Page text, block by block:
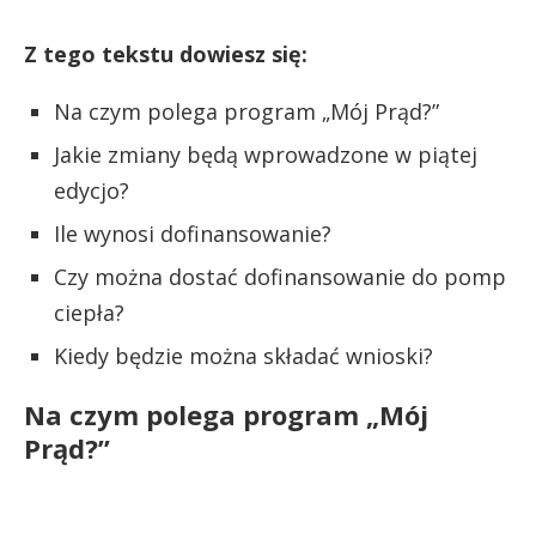
Z tego tekstu dowiesz się:
Na czym polega program „Mój Prąd?”
Jakie zmiany będą wprowadzone w piątej
edycjo?
Ile wynosi dofinansowanie?
Czy można dostać dofinansowanie do pomp
ciepła?
Kiedy będzie można składać wnioski?
Na czym polega program „Mój
Prąd?”